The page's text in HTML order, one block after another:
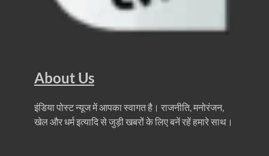
Constitution Day News :बाबासाहेब के सपनों के भारत
International Year of Cooperatives: हल्द्वानी में
Chhattisgarh Investor Connect: मुख्यमंत्री विष्णुदेव
Chhattisgarh Latest News: छत्तीसगढ़ के मुख्यमंत्री की
About Us
इंडिया पोस्ट न्यूज में आपका स्वागत है। राजनीति, मनोरंजन,
खेल और धर्म इत्यादि से जुड़ी खबरों के लिए बनें रहें हमारे साथ।